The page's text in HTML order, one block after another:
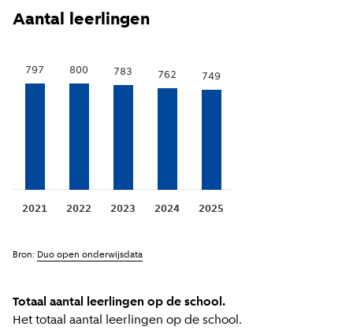
Toon voorgaande jaren(Meer informatie
Aantal leerlingen
Totaal aantal leerlingen op de school.
Het totaal aantal leerlingen op de school.
2021
797
2022
800
2023
783
2024
762
2025
749
Bron: Duo open onderwijsdata